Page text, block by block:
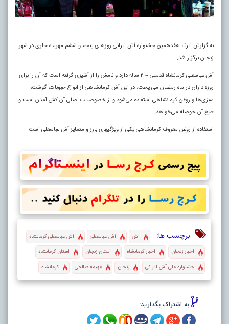
به گزارش ایرنا، هفدهمین جشنواره آش ایرانی روزهای پنجم و ششم مهرماه جاری در شهر
زنجان برگزار شد.
آش عباسعلی کرمانشاه قدمتی ۲۰۰ ساله دارد و نامش را از آشپزی گرفته است که آن را برای
روزه داران در ماه رمضان می پخت، در این آش کرمانشاهی از انواع حبوبات، گوشت،
سبزی‌ها و روغن کرمانشاهی استفاده می‌شود و از خصوصیات اصلی آن کش آمدن است و
طبخ آن حوصله می‌خواهد.
استفاده از روغن معروف کرمانشاهی یکی از ویژگیهای بارز و متمایز آش عباسعلی است.
برچسب ها: آش آش عباسعلی
آش عباسعلی کرمانشاه
اخبار زنجان
اخبار کرمانشاه استان زنجان
استان کرمانشاه
جشنواره ملی آش ایرانی
زنجان فهیمه صالحی کرمانشاه
به اشتراک بگذارید: